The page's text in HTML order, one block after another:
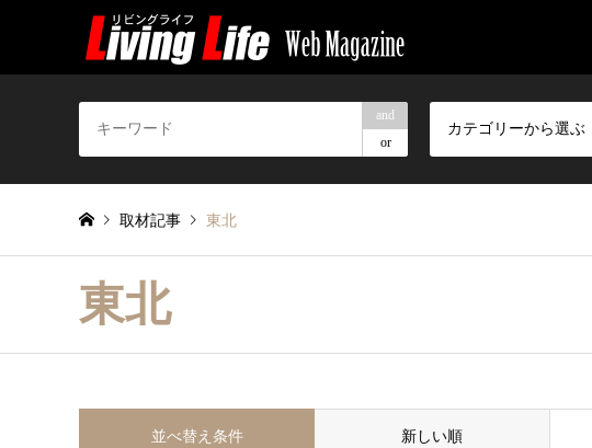
and
or
カテゴリーから選ぶ
取材記事 東北
東北
並べ替え条件 新しい順